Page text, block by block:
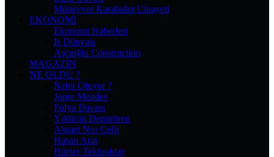
Münevver Karabulut Cinayeti
EKONOMI
Ekonomi Haberleri
İş Dünyası
Aşçıoğlu Construction
MAGAZIN
NE OLDU ?
Neler Oluyor ?
Jorge Mendes
Fulya Davası
Yıldırım Demirören
Ahmet Nur Çebi
Hasan Arat
Hürser Tekinoktay